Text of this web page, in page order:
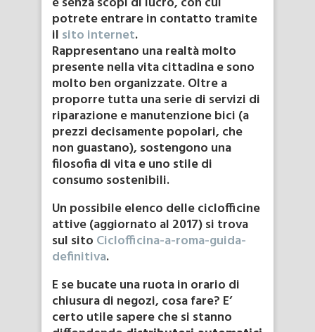
potrete entrare in contatto tramite
il sito internet.
Rappresentano una realtà molto
presente nella vita cittadina e sono
molto ben organizzate. Oltre a
proporre tutta una serie di servizi di
riparazione e manutenzione bici (a
prezzi decisamente popolari, che
non guastano), sostengono una
filosofia di vita e uno stile di
consumo sostenibili.
Un possibile elenco delle ciclofficine
attive (aggiornato al 2017) si trova
sul sito Ciclofficina-a-roma-guida-
definitiva.
E se bucate una ruota in orario di
chiusura di negozi, cosa fare? E’
certo utile sapere che si stanno